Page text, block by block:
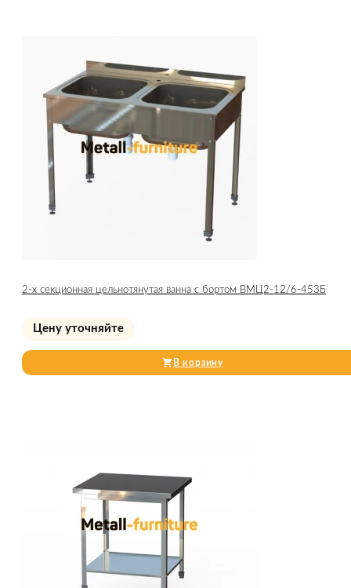
2-х секционная цельнотянутая ванна с бортом ВМЦ2-12/6-453Б
Цену уточняйте
В корзину